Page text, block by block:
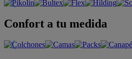
Confort a tu medida